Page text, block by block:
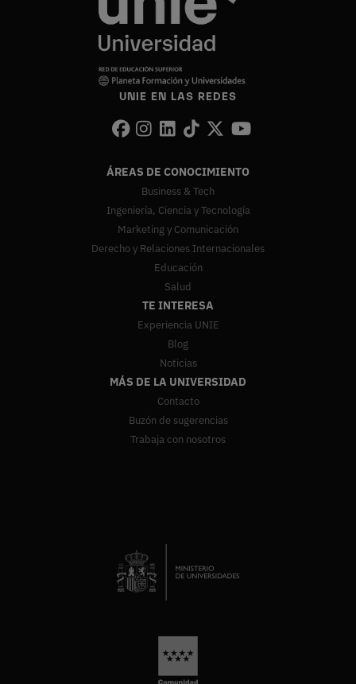
UNIE EN LAS REDES
ÁREAS DE CONOCIMIENTO
Business & Tech
Ingeniería, Ciencia y Tecnología
Marketing y Comunicación
Derecho y Relaciones Internacionales
Educación
Salud
TE INTERESA
Experiencia UNIE
Blog
Noticias
MÁS DE LA UNIVERSIDAD
Contacto
Buzón de sugerencias
Trabaja con nosotros